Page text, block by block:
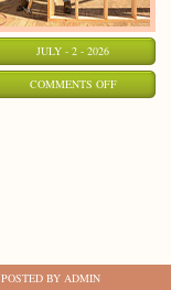
JULY - 2 - 2026
COMMENTS OFFON
POSTED BY ADMIN